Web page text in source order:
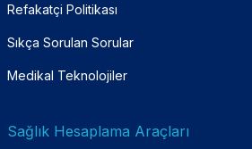
Refakatçi Politikası
Sıkça Sorulan Sorular
Medikal Teknolojiler
Sağlık Hesaplama Araçları